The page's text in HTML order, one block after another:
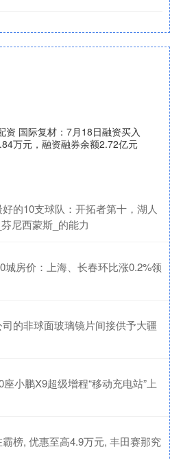
资 国际复材：7月18日融资买入
万元，融资融券余额2.72亿元
的10支球队：开拓者第十，湖人
尼西蒙斯_的能力
城房价：上海、长春环比涨0.2%领
的非球面玻璃镜片间接供予大疆
小鹏X9超级增程“移动充电站”上
榜, 优惠至高4.9万元, 丰田赛那究